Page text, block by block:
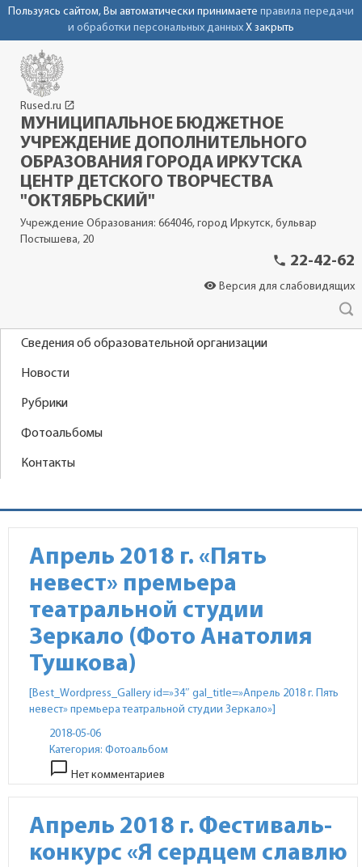
Пользуясь сайтом, Вы автоматически принимаете правила передачи
и обработки персональных данных X закрыть
Rused.ru launch
МУНИЦИПАЛЬНОЕ БЮДЖЕТНОЕ
УЧРЕЖДЕНИЕ ДОПОЛНИТЕЛЬНОГО
ОБРАЗОВАНИЯ ГОРОДА ИРКУТСКА
ЦЕНТР ДЕТСКОГО ТВОРЧЕСТВА
"ОКТЯБРЬСКИЙ"
Учреждение Образования: 664046, город Иркутск, бульвар
Постышева, 20
phone 22-42-62
visibility Версия для слабовидящих
Сведения об образовательной организации
Новости
Рубрики
Фотоальбомы
Контакты
Апрель 2018 г. «Пять
невест» премьера
театральной студии
Зеркало (Фото Анатолия
Тушкова)
[Best_Wordpress_Gallery id=»34″ gal_title=»Апрель 2018 г. Пять
невест» премьера театральной студии Зеркало»]
2018-05-06
Категория: Фотоальбом
chat_bubble_outline Нет комментариев
Апрель 2018 г. Фестиваль-
конкурс «Я сердцем славлю